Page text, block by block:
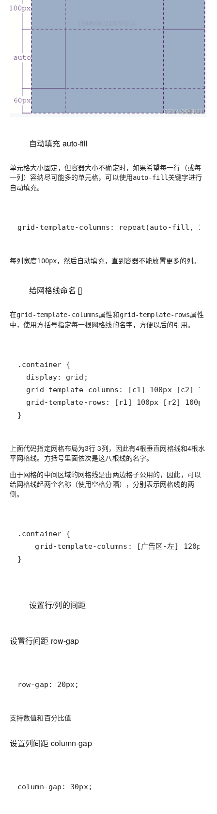
自动填充 auto-fill
单元格大小固定，但容器大小不确定时，如果希望每一行（或每
一列）容纳尽可能多的单元格，可以使用auto-fill 关键字进行
自动填充。
grid-template-columns: repeat(auto-fill,
每列宽度100px，然后自动填充，直到容器不能放置更多的列。
给网格线命名 []
在grid-template-columns属性和grid-template-rows属性
中，使用方括号指定每一根网格线的名字，方便以后的引用。
}
上面代码指定网格布局为3行 3列，因此有4根垂直网格线和4根水
平网格线。方括号里面依次是这八根线的名字。
由于网格的中间区域的网格线是由两边格子公用的，因此，可以
给网格线起两个名称（使用空格分隔），分别表示网格线的两
侧。
}
设置行/列的间距
设置行间距 row-gap
row-gap: 20px;
支持数值和百分比值
设置列间距 column-gap
column-gap: 30px;